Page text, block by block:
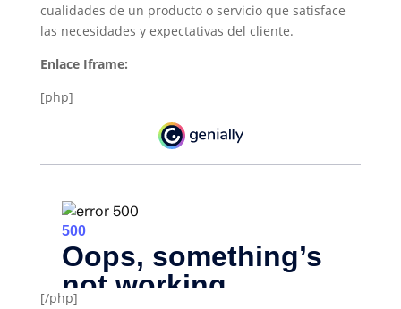
cualidades de un producto o servicio que satisface
las necesidades y expectativas del cliente.
Enlace Iframe:
[php]
[/php]